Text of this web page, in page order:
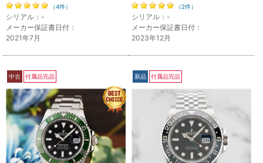
（4件）
シリアル：-
メーカー保証書日付：
2021年7月
（2件）
シリアル：-
メーカー保証書日付：
2023年12月
中古 付属品完品 新品 付属品完品